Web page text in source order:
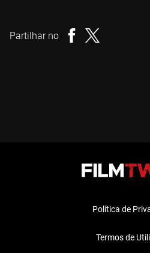
Partilhar no
Política de
Termos de